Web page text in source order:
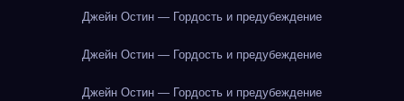
Джейн Остин — Гордость и предубеждение
Джейн Остин — Гордость и предубеждение
Джейн Остин — Гордость и предубеждение